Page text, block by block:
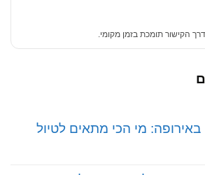
הקישור תומכת בזמן מקומי.
מי הכי מתאים לטיול